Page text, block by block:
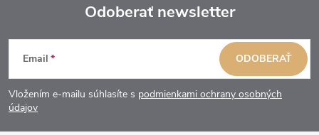
Z
á
p
Odoberať newsletter
Email
Vložením e-mailu súhlasíte s podmienkami ochrany osobných
údajov
ODOBERAŤ